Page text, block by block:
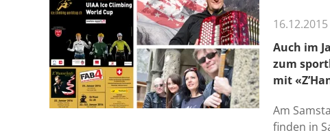
16.12.2015
Auch im
zum
mit
Am
finden in